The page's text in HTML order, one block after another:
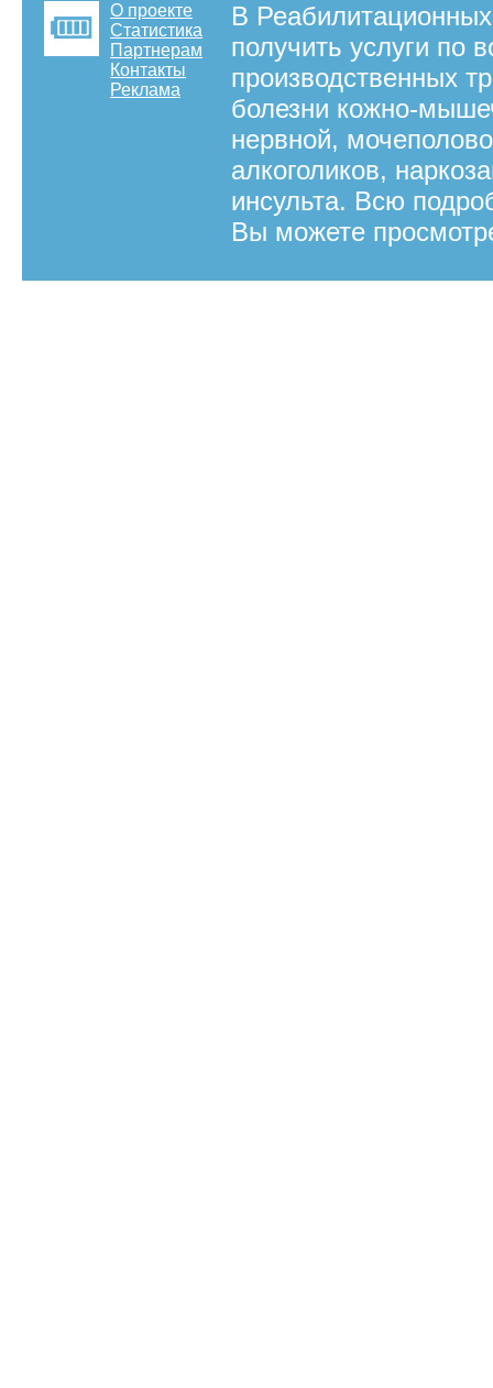
О проекте
Статистика
Партнерам
Контакты
Реклама
В
получить услуги по
производственных
болезни кожно-
нервной,
алкоголиков,
инсульта. Всю
Вы можете